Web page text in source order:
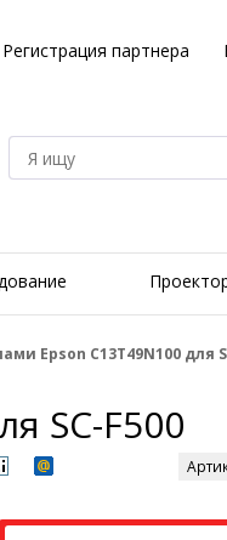
Регистрация партнера
Epson C13T49N100 для
SC-F500